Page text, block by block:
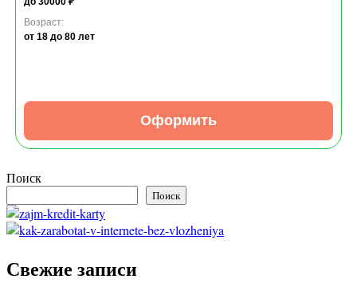
Возраст:
от 18 до 80 лет
Оформить
Поиск
Поиск
Свежие записи